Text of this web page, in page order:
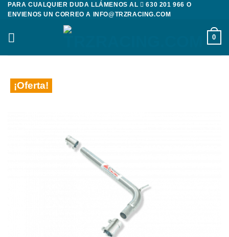
Saltar
contenido
PARA CUALQUIER DUDA LLÁMENOS AL 630 201 966 O
ENVIENOS UN CORREO A
INFO@TRZRACING.COM
0
¡Oferta!